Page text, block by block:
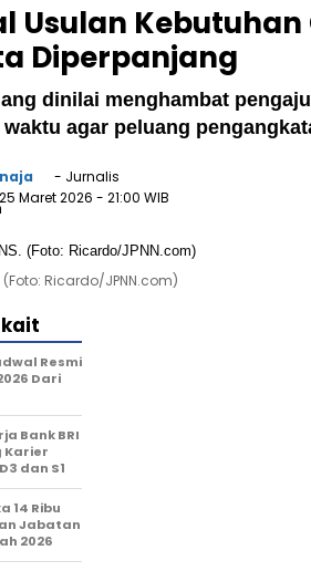
Usulan Kebutuhan
Diperpanjang
dinilai menghambat
agar peluang
- Jurnalis
Maret 2026 - 21:00 WIB
(Foto: Ricardo/JPNN.com)
Resmi
Dari
Bank BRI
Karier
dan S1
14 Ribu
Jabatan
2026